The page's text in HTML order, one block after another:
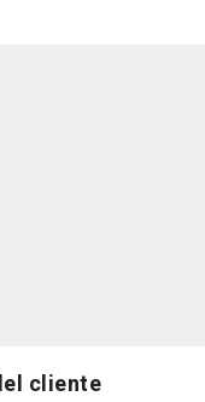
cliente